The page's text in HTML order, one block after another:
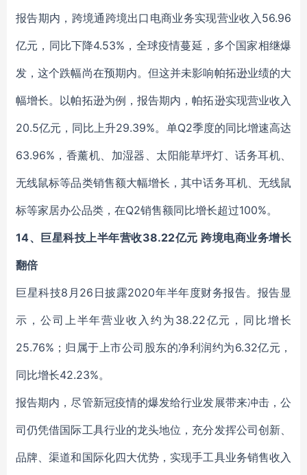
报告期内，跨境通跨境出口电商业务实现营业收入56.96
亿元，同比下降4.53%，全球疫情蔓延，多个国家相继爆
发，这个跌幅尚在预期内。但这并未影响帕拓逊业绩的大
幅增长。以帕拓逊为例，报告期内，帕拓逊实现营业收入
20.5亿元，同比上升29.39%。单Q2季度的同比增速高达
63.96%，香薰机、加湿器、太阳能草坪灯、话务耳机、
无线鼠标等品类销售额大幅增长，其中话务耳机、无线鼠
标等家居办公品类，在Q2销售额同比增长超过100%。
14、巨星科技上半年营收38.22亿元 跨境电商业务增长
翻倍
巨星科技8月26日披露2020年半年度财务报告。报告显
示，公司上半年营业收入约为38.22亿元，同比增长
25.76%；归属于上市公司股东的净利润约为6.32亿元，
同比增长42.23%。
报告期内，尽管新冠疫情的爆发给行业发展带来冲击，公
司仍凭借国际工具行业的龙头地位，充分发挥公司创新、
品牌、渠道和国际化四大优势，实现手工具业务销售收入